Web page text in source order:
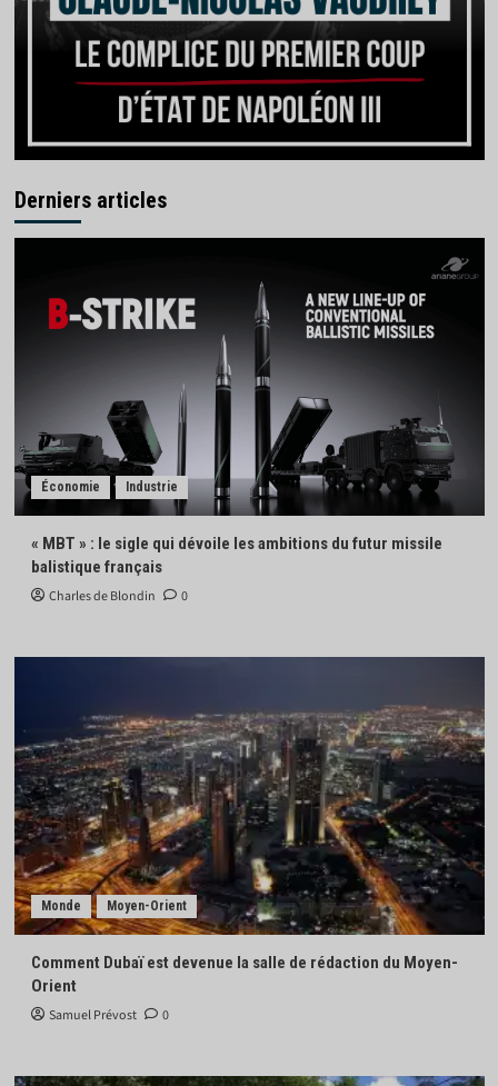
Derniers articles
Économie Industrie
« MBT » : le sigle qui dévoile les ambitions du futur missile
balistique français
Charles de Blondin 0
Monde Moyen-Orient
Comment Dubaï est devenue la salle de rédaction du Moyen-
Orient
Samuel Prévost 0